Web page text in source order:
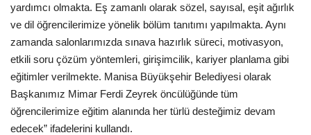
yardımcı olmakta. Eş zamanlı olarak sözel, sayısal, eşit ağırlık
ve dil öğrencilerimize yönelik bölüm tanıtımı yapılmakta. Aynı
zamanda salonlarımızda sınava hazırlık süreci, motivasyon,
etkili soru çözüm yöntemleri, girişimcilik, kariyer planlama gibi
eğitimler verilmekte. Manisa Büyükşehir Belediyesi olarak
Başkanımız Mimar Ferdi Zeyrek öncülüğünde tüm
öğrencilerimize eğitim alanında her türlü desteğimiz devam
edecek” ifadelerini kullandı.